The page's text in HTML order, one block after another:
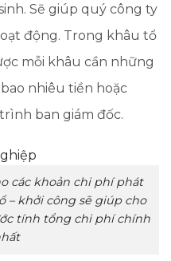
Sẽ giúp quý công ty
động. Trong khâu tổ
mỗi khâu cần những
nhiêu tiền hoặc
ban giám đốc.
các khoản chi phí phát
– khởi công sẽ giúp cho
tính tổng chi phí chính